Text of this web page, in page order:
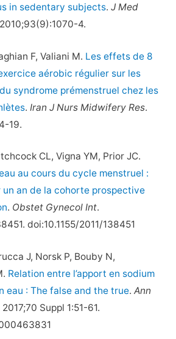
in sedentary subjects.J Med
4.
F, Valiani M. Les effets de 8
aérobic régulier sur les
syndrome prémenstruel chez les
. Iran J Nurs Midwifery Res.
19.
CL, Vigna YM, Prior JC.
au cours du cycle menstruel :
un an de la cohorte prospective
. Obstet Gynecol Int.
doi:10.1155/2011/138451
J, Norsk P, Bouby N,
Relation entre l’apport en sodium
eau : The false and the true.Ann
2017;70 Suppl 1:51-61.